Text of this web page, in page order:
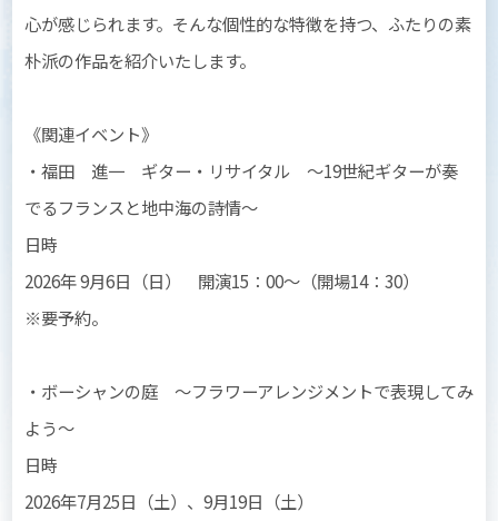
心が感じられます。そんな個性的な特徴を持つ、ふたりの素
朴派の作品を紹介いたします。
《関連イベント》
・福田 進一 ギター・リサイタル 〜19世紀ギターが奏
でるフランスと地中海の詩情〜
日時
2026年 9月6日（日） 開演15：00〜（開場14：30）
※要予約。
・ボーシャンの庭 〜フラワーアレンジメントで表現してみ
よう〜
日時
2026年7月25日（土）、9月19日（土）